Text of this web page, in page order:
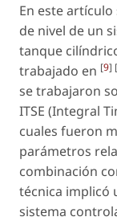
En este
de nivel de un
tanque
trabajado en [9] [
se trabajaron
ITSE (Integral
cuales fueron
parámetros
combinación
técnica implicó
sistema